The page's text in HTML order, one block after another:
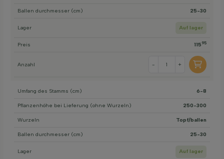
Ballen durchmesser (cm) 25-30
Lager Auf lager
Preis 115 95
Anzahl - +
Umfang des Stamms (cm) 6-8
Pflanzenhöhe bei Lieferung (ohne Wurzeln) 250-300
Wurzeln Topf/ballen
Ballen durchmesser (cm) 25-30
Lager Auf lager